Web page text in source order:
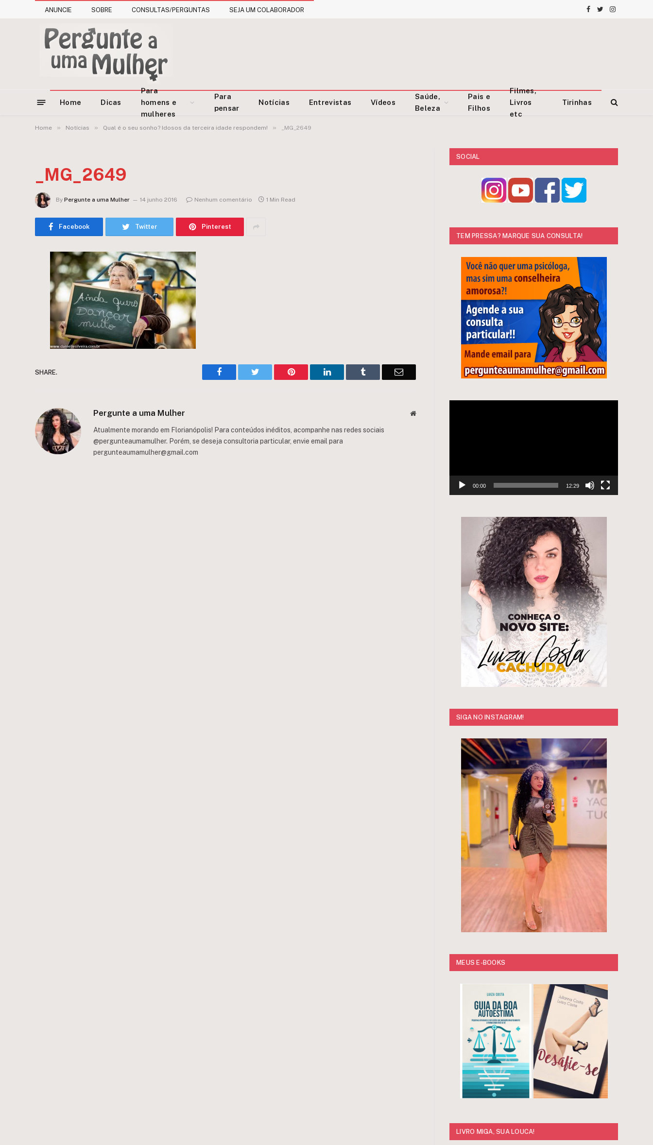
ANUNCIE SOBRE CONSULTAS/PERGUNTAS SEJA UM COLABORADOR Facebook
TwitterInstagram
Home Dicas
Para
homens e
mulheres
Para
pensar
Notícias Entrevistas Vídeos
Saúde,
Beleza
Pais e
Filhos
Filmes,
Livros
etc
Tirinhas
Home » Notícias » Qual é o seu sonho? Idosos da terceira idade respondem! » _MG_2649
_MG_2649
By Pergunte a uma Mulher 14 junho 2016 Nenhum comentário 1 Min Read
Facebook Twitter Pinterest
SHARE. Facebook Twitter Pinterest LinkedIn Tumblr Email
Pergunte a uma Mulher Website
Atualmente morando em Florianópolis! Para conteúdos inéditos, acompanhe nas redes sociais
@pergunteaumamulher. Porém, se deseja consultoria particular, envie email para
pergunteaumamulher@gmail.com
SOCIAL
TEM PRESSA? MARQUE SUA CONSULTA!
00:00 12:29
SIGA NO INSTAGRAM!
MEUS E-BOOKS
LIVRO MIGA, SUA LOUCA!